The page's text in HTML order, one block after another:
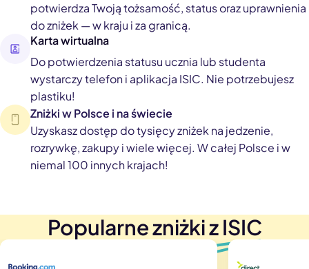
potwierdza Twoją tożsamość, status oraz uprawnienia
do zniżek — w kraju i za granicą.
Karta wirtualna
Do potwierdzenia statusu ucznia lub studenta
wystarczy telefon i aplikacja ISIC. Nie potrzebujesz
plastiku!
Zniżki w Polsce i na świecie
Uzyskasz dostęp do tysięcy zniżek na jedzenie,
rozrywkę, zakupy i wiele więcej. W całej Polsce i w
niemal 100 innych krajach!
Popularne zniżki z ISIC